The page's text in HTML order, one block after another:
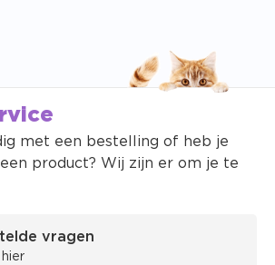
met een bestelling of heb je
product? Wij zijn er om je te
vragen